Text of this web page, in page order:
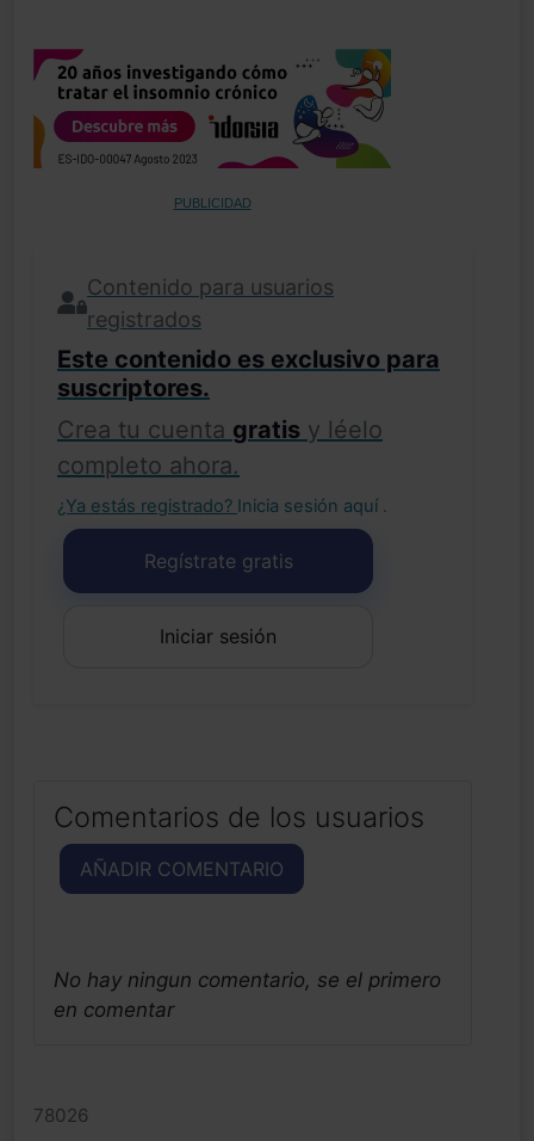
PUBLICIDAD
Contenido para usuarios
registrados
Este contenido es exclusivo para
suscriptores.
Crea tu cuenta gratis y léelo
completo ahora.
¿Ya estás registrado? Inicia sesión aquí .
Regístrate gratis
Iniciar sesión
Comentarios de los usuarios
AÑADIR COMENTARIO
No hay ningun comentario, se el primero
en comentar
78026